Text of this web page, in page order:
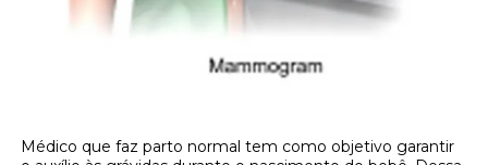
Médico que faz parto normal tem como objetivo garantir